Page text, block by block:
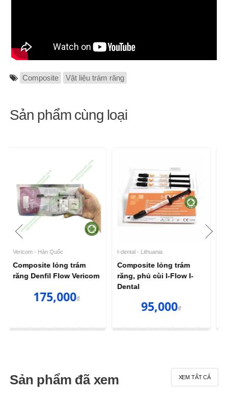
Composite Vật liệu trám răng
Sản phẩm cùng loại
Mani - Nhật Bản
Composite lỏng trám
răng Mani Flo-V
340,000₫360,000₫
Hàng Ngoại Nhập
Composite lỏng Axcel -
OPTIFLOW FLOWABLE
Sản phẩm đã xem XEM TẤT CẢ